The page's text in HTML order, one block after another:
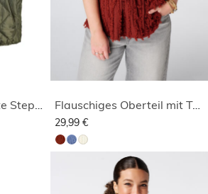
Wendbare gesteppte Steppweste Flauschiges Oberteil mit Tunnelzug
29,99 €